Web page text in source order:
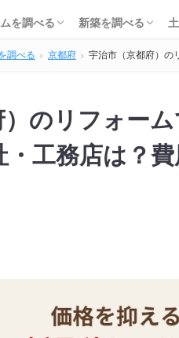
を調べる
・費用を調べる
ム会社を調べる
ムローンを調べる
助金を調べる
新築を調べる
基礎知識・費用を
建築会社・工務店
家の解体を調べる
土地購入を調べる
住宅ローンを調べ
調べる 京都府 宇治市（京都府）の
）のリフォー
・工務店は？
・費用を調べる
ム会社を調べる
ムローンを調べる
助金を調べる 基礎知識・費用を
建築会社・工務店
家の解体を調べる
土地購入を調べる
住宅ローンを調べ